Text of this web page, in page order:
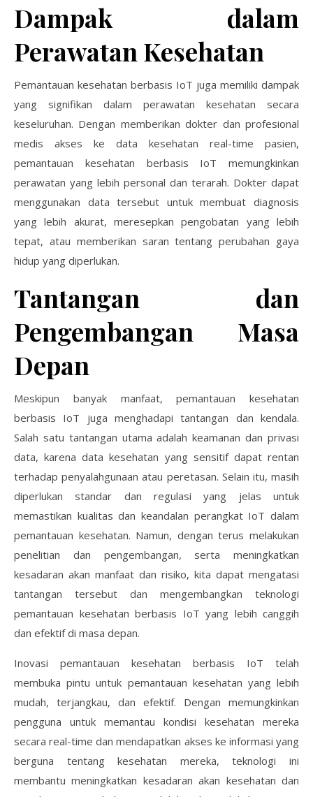
Dampak dalam
Perawatan Kesehatan
Pemantauan kesehatan berbasis IoT juga memiliki dampak
yang signifikan dalam perawatan kesehatan secara
keseluruhan. Dengan memberikan dokter dan profesional
medis akses ke data kesehatan real-time pasien,
pemantauan kesehatan berbasis IoT memungkinkan
perawatan yang lebih personal dan terarah. Dokter dapat
menggunakan data tersebut untuk membuat diagnosis
yang lebih akurat, meresepkan pengobatan yang lebih
tepat, atau memberikan saran tentang perubahan gaya
hidup yang diperlukan.
Tantangan dan
Pengembangan Masa
Depan
Meskipun banyak manfaat, pemantauan kesehatan
berbasis IoT juga menghadapi tantangan dan kendala.
Salah satu tantangan utama adalah keamanan dan privasi
data, karena data kesehatan yang sensitif dapat rentan
terhadap penyalahgunaan atau peretasan. Selain itu, masih
diperlukan standar dan regulasi yang jelas untuk
memastikan kualitas dan keandalan perangkat IoT dalam
pemantauan kesehatan. Namun, dengan terus melakukan
penelitian dan pengembangan, serta meningkatkan
kesadaran akan manfaat dan risiko, kita dapat mengatasi
tantangan tersebut dan mengembangkan teknologi
pemantauan kesehatan berbasis IoT yang lebih canggih
dan efektif di masa depan.
Inovasi pemantauan kesehatan berbasis IoT telah
membuka pintu untuk pemantauan kesehatan yang lebih
mudah, terjangkau, dan efektif. Dengan memungkinkan
pengguna untuk memantau kondisi kesehatan mereka
secara real-time dan mendapatkan akses ke informasi yang
berguna tentang kesehatan mereka, teknologi ini
membantu meningkatkan kesadaran akan kesehatan dan